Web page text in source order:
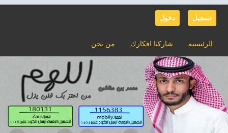
دخول تسجيل
من نحن شاركنا افكارك الرئيسيه